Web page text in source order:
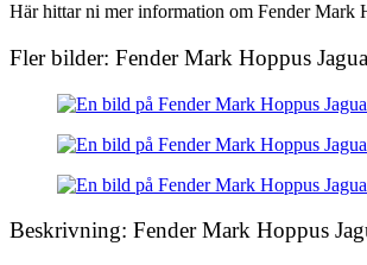
Här hittar ni mer information om Fender Mark
Fler bilder: Fender Mark Hoppus
Beskrivning: Fender Mark Hoppus